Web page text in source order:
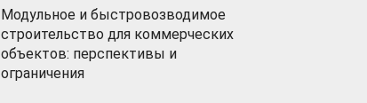
Модульное и быстровозводимое
строительство для коммерческих
объектов: перспективы и
ограничения